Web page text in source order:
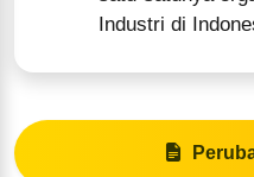
Industri di